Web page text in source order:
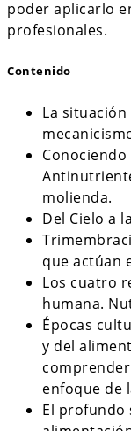
poder aplicarlo
profesionales.
Contenido
La situación
molienda.
Del Cielo a
que actúan
Los cuatro
humana.
Épocas
y del
enfoque de
El profundo